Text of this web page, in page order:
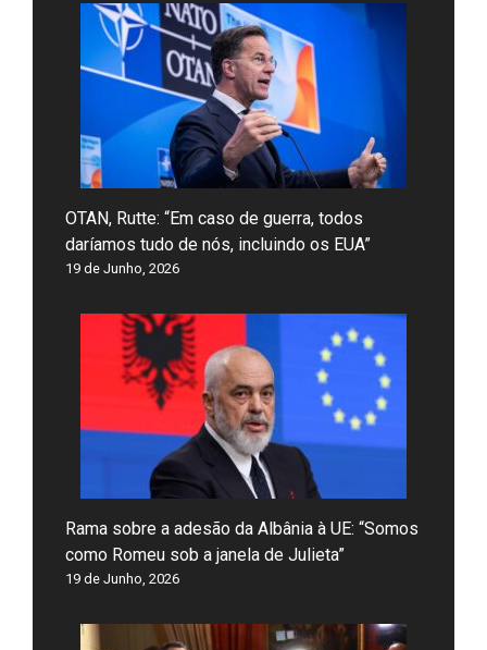
OTAN, Rutte: “Em caso de guerra, todos
daríamos tudo de nós, incluindo os EUA”
19 de Junho, 2026
Rama sobre a adesão da Albânia à UE: “Somos
como Romeu sob a janela de Julieta”
19 de Junho, 2026